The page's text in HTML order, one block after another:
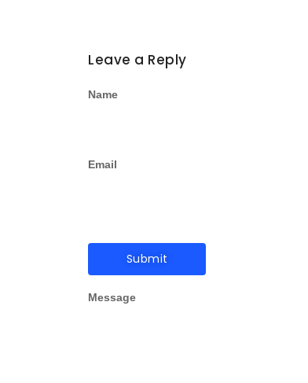
Leave a Reply
Message
Name
Email